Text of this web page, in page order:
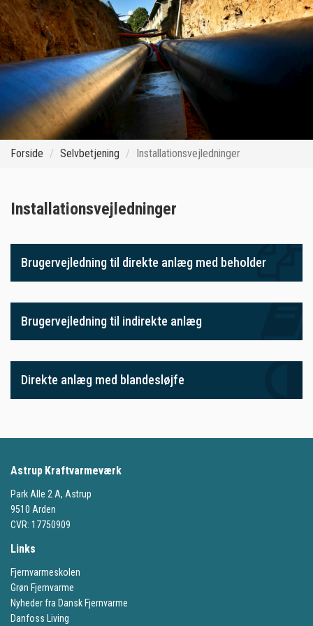
Forside Selvbetjening Installationsvejledninger
Installationsvejledninger
Brugervejledning til direkte anlæg med beholder
Brugervejledning til indirekte anlæg
Direkte anlæg med blandesløjfe
Astrup Kraftvarmeværk
Park Alle 2 A, Astrup
9510 Arden
CVR: 17750909
Links
Fjernvarmeskolen
Grøn Fjernvarme
Nyheder fra Dansk Fjernvarme
Danfoss Living